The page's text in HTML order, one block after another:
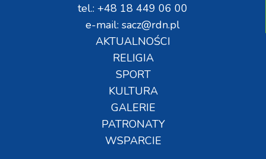
tel.: +48 18 449 06 00
e-mail: sacz@rdn.pl
AKTUALNOŚCI
RELIGIA
SPORT
KULTURA
GALERIE
PATRONATY
WSPARCIE